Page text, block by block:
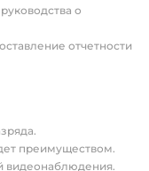
о
отчетности
преимуществом.
видеонаблюдения.